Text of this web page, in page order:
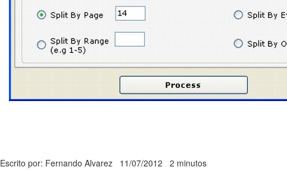
Escrito por: Fernando Alvarez 11/07/2012 2 minutos